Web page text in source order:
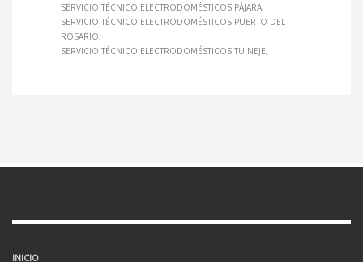
SERVICIO TÉCNICO ELECTRODOMÉSTICOS PÁJARA
SERVICIO TÉCNICO ELECTRODOMÉSTICOS PUERTO DEL
ROSARIO
SERVICIO TÉCNICO ELECTRODOMÉSTICOS TUINEJE
INICIO